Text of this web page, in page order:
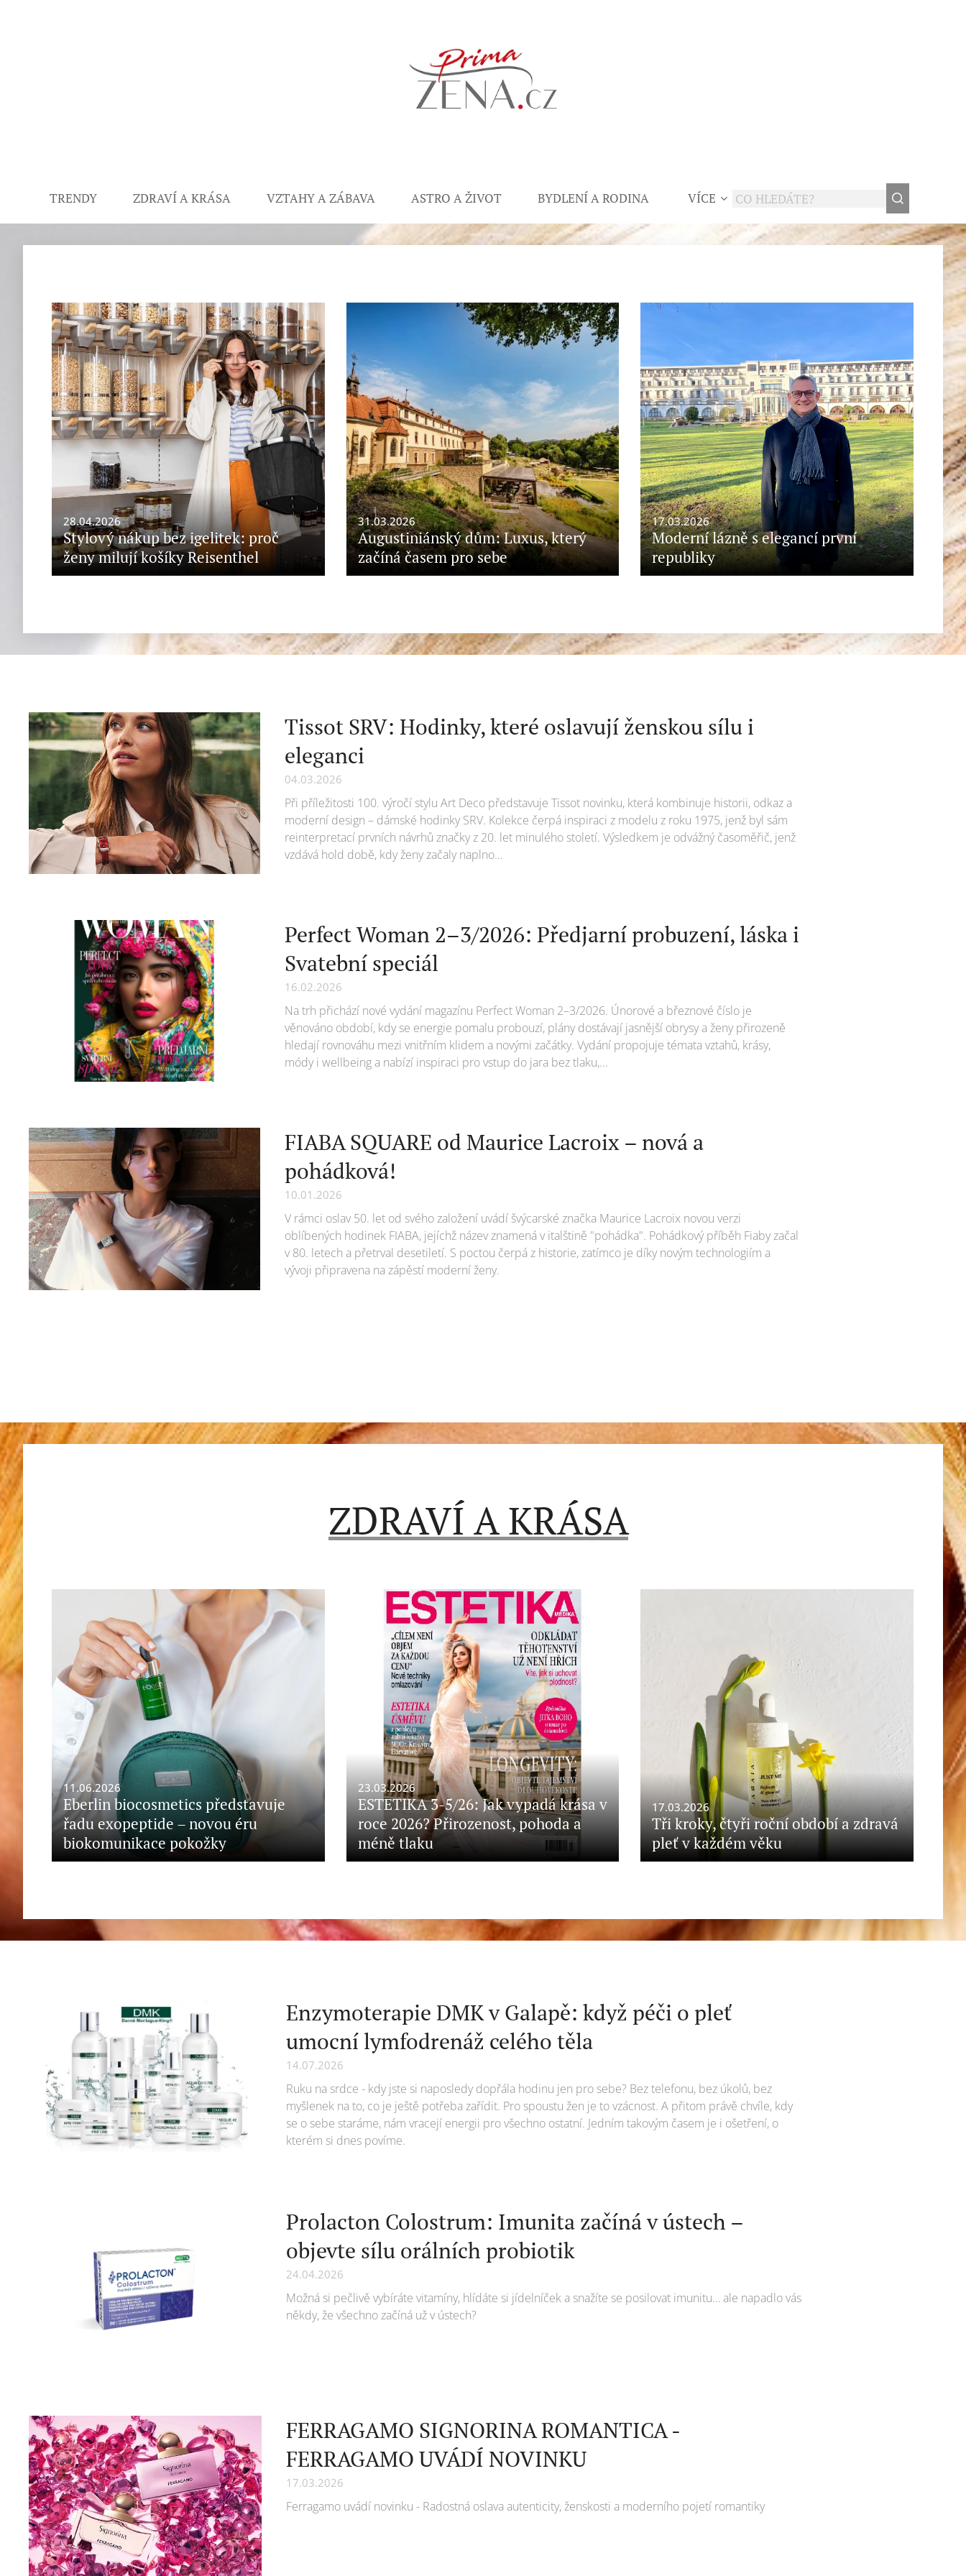
TRENDY ZDRAVÍ A KRÁSA VZTAHY A ZÁBAVA ASTRO A ŽIVOT BYDLENÍ A RODINA VÍCE
28.04.2026
Stylový nákup bez igelitek: proč
ženy milují košíky Reisenthel
31.03.2026
Augustiniánský dům: Luxus, který
začíná časem pro sebe
17.03.2026
Moderní lázně s elegancí první
republiky
Tissot SRV: Hodinky, které oslavují ženskou sílu i
eleganci
04.03.2026
Při příležitosti 100. výročí stylu Art Deco představuje Tissot novinku, která kombinuje historii, odkaz a
moderní design – dámské hodinky SRV. Kolekce čerpá inspiraci z modelu z roku 1975, jenž byl sám
reinterpretací prvních návrhů značky z 20. let minulého století. Výsledkem je odvážný časoměřič, jenž
vzdává hold době, kdy ženy začaly naplno...
Perfect Woman 2–3/2026: Předjarní probuzení, láska i
Svatební speciál
16.02.2026
Na trh přichází nové vydání magazínu Perfect Woman 2–3/2026. Únorové a březnové číslo je
věnováno období, kdy se energie pomalu probouzí, plány dostávají jasnější obrysy a ženy přirozeně
hledají rovnováhu mezi vnitřním klidem a novými začátky. Vydání propojuje témata vztahů, krásy,
módy i wellbeing a nabízí inspiraci pro vstup do jara bez tlaku,...
FIABA SQUARE od Maurice Lacroix – nová a
pohádková!
10.01.2026
V rámci oslav 50. let od svého založení uvádí švýcarské značka Maurice Lacroix novou verzi
oblíbených hodinek FIABA, jejíchž název znamená v italštině "pohádka". Pohádkový příběh Fiaby začal
v 80. letech a přetrval desetiletí. S poctou čerpá z historie, zatímco je díky novým technologiím a
vývoji připravena na zápěstí moderní ženy.
ZDRAVÍ A KRÁSA
11.06.2026
Eberlin biocosmetics představuje
řadu exopeptide – novou éru
biokomunikace pokožky
23.03.2026
ESTETIKA 3-5/26: Jak vypadá krása v
roce 2026? Přirozenost, pohoda a
méně tlaku
17.03.2026
Tři kroky, čtyři roční období a zdravá
pleť v každém věku
Enzymoterapie DMK v Galapě: když péči o pleť
umocní lymfodrenáž celého těla
14.07.2026
Ruku na srdce - kdy jste si naposledy dopřála hodinu jen pro sebe? Bez telefonu, bez úkolů, bez
myšlenek na to, co je ještě potřeba zařídit. Pro spoustu žen je to vzácnost. A přitom právě chvíle, kdy
se o sebe staráme, nám vracejí energii pro všechno ostatní. Jedním takovým časem je i ošetření, o
kterém si dnes povíme.
Prolacton Colostrum: Imunita začíná v ústech –
objevte sílu orálních probiotik
24.04.2026
Možná si pečlivě vybíráte vitamíny, hlídáte si jídelníček a snažíte se posilovat imunitu… ale napadlo vás
někdy, že všechno začíná už v ústech?
FERRAGAMO SIGNORINA ROMANTICA -
FERRAGAMO UVÁDÍ NOVINKU
17.03.2026
Ferragamo uvádí novinku - Radostná oslava autenticity, ženskosti a moderního pojetí romantiky